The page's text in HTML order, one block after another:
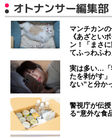
オトナンサー編集
マンチカン
《あざとい
ン！「まさ
てふっわふわ
実は多い…「
たを剥がす
ない”と分か
警視庁が伝
る“意外な食